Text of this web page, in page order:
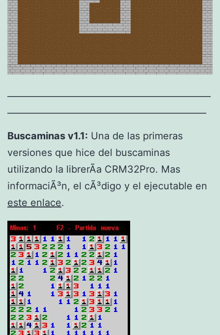
Buscaminas v1.1: Una de las primeras
versiones que hice del buscaminas
utilizando la librerÃ­a CRM32Pro. Mas
informaciÃ³n, el cÃ³digo y el ejecutable en
este enlace.